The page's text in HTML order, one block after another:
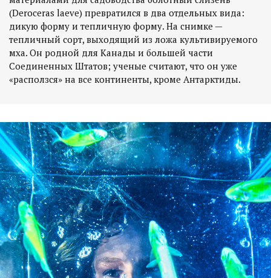
(Deroceras laeve) превратился в два отдельных вида:
дикую форму и тепличную форму. На снимке —
тепличный сорт, выходящий из ложа культивируемого
мха. Он родной для Канады и большей части
Соединенных Штатов; ученые считают, что он уже